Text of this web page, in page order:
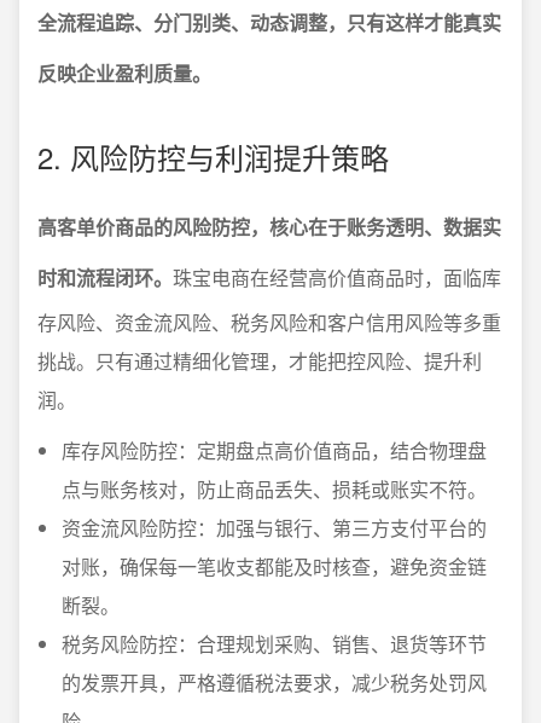
全流程追踪、分门别类、动态调整，只有这样才能真实
反映企业盈利质量。
2. 风险防控与利润提升策略
高客单价商品的风险防控，核心在于账务透明、数据实
时和流程闭环。 珠宝电商在经营高价值商品时，面临库
存风险、资金流风险、税务风险和客户信用风险等多重
挑战。只有通过精细化管理，才能把控风险、提升利
润。
库存风险防控：定期盘点高价值商品，结合物理盘
点与账务核对，防止商品丢失、损耗或账实不符。
资金流风险防控：加强与银行、第三方支付平台的
对账，确保每一笔收支都能及时核查，避免资金链
断裂。
税务风险防控：合理规划采购、销售、退货等环节
的发票开具，严格遵循税法要求，减少税务处罚风